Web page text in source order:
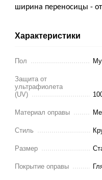
ширина переносицы -
Характеристики
Пол
Защита от
ультрафиолета
(UV)
Материал оправы
Стиль
Размер
Покрытие оправы